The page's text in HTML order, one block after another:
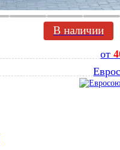
В наличии
от